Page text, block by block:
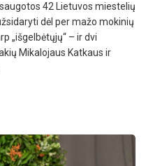
42 Lietuvos miestelių
dėl per mažo mokinių
„išgelbėtųjų“ – ir dvi
Mikalojaus Katkaus ir